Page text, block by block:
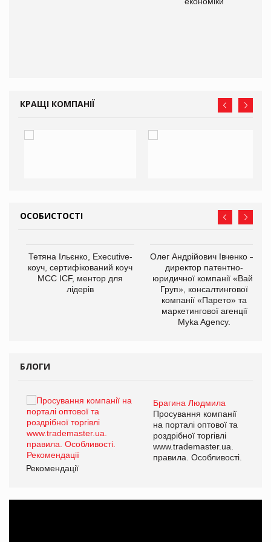
КРАЩІ КОМПАНІЇ
ОСОБИСТОСТІ
Тетяна Ільєнко, Executive-
коуч, сертифікований коуч
МСС ICF, ментор для
лідерів
Олег Андрійович Івченко —
директор патентно-
юридичної компанії «Вайз
Груп», консалтингової
компанії «Парето» та
маркетингової агенції
Myka Agency.
БЛОГИ
Брагина Людмила
Просування компанії
на порталі оптової та
роздрібної торгівлі
www.trademaster.ua.
правила. Особливості.
Рекомендації